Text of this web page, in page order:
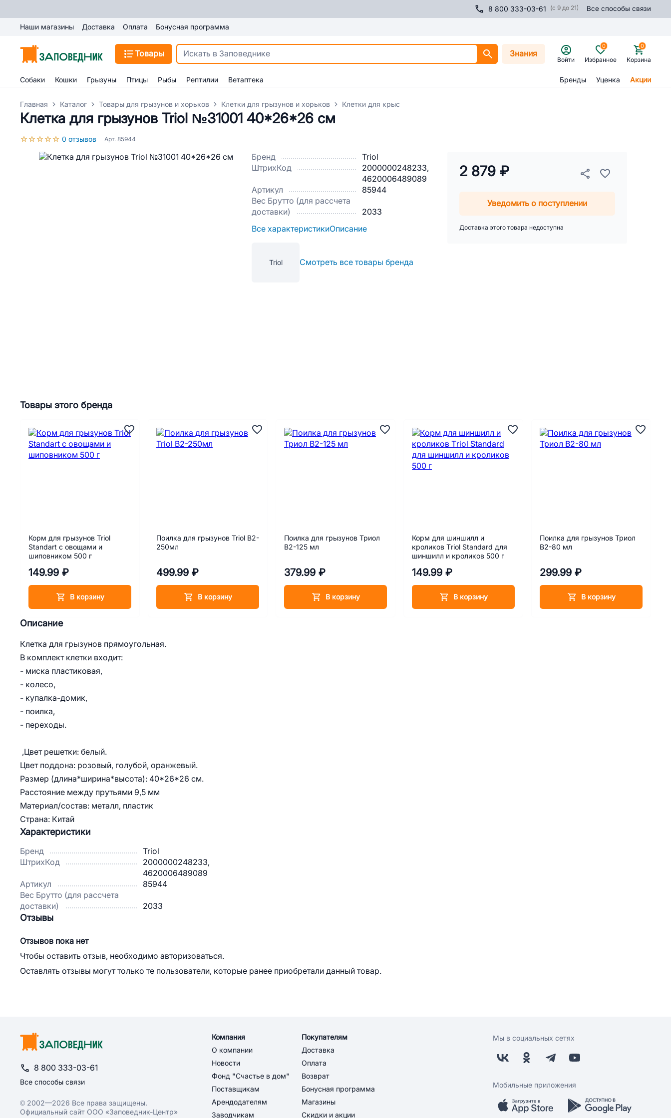
8 800 333-03-61 (с 9 до 21) Все способы связи
Наши магазины Доставка Оплата Бонусная программа
Товары Знания
Войти Избранное
0
Корзина
0
Собаки Кошки Грызуны Птицы Рыбы Рептилии Ветаптека Бренды Уценка Акции
Главная Каталог Товары для грызунов и хорьков Клетки для грызунов и хорьков Клетки для крыс
Клетка для грызунов Triol №31001 40*26*26 см
0 отзывов Арт. 85944
Бренд
Triol
ШтрихКод
2000000248233,
4620006489089
Артикул
85944
Вес Брутто (для рассчета
доставки)
2033
Все характеристикиОписание
Triol Смотреть все товары бренда
2 879 ₽
Уведомить о поступлении
Доставка этого товара недоступна
Описание
Клетка для грызунов прямоугольная.
В комплект клетки входит:
- миска пластиковая,
- колесо,
- купалка-домик,
- поилка,
- переходы.
,Цвет решетки: белый.
Цвет поддона: розовый, голубой, оранжевый.
Размер (длина*ширина*высота): 40*26*26 см.
Расстояние между прутьями 9,5 мм
Материал/состав: металл, пластик
Страна: Китай
Товары этого бренда
Корм для грызунов Triol
Standart с овощами и
шиповником 500 г
149.99 ₽
В корзину
Поилка для грызунов Triol B2-
250мл
499.99 ₽
В корзину
Поилка для грызунов Триол
B2-125 мл
379.99 ₽
В корзину
Корм для шиншилл и
кроликов Тriol Standard для
шиншилл и кроликов 500 г
149.99 ₽
В корзину
Поилка для грызунов Триол
B2-80 мл
299.99 ₽
В корзину
Характеристики
Бренд
Triol
ШтрихКод
2000000248233,
4620006489089
Артикул
85944
Вес Брутто (для рассчета
доставки)
2033
Отзывы
Отзывов пока нет
Чтобы оставить отзыв, необходимо авторизоваться.
Оставлять отзывы могут только те пользователи, которые ранее приобретали данный товар.
8 800 333-03-61
Все способы связи
© 2002—2026 Все права защищены.
Официальный сайт ООО «Заповедник-Центр»
Компания
О компании
Новости
Фонд "Счастье в дом"
Поставщикам
Арендодателям
Заводчикам
Покупателям
Доставка
Оплата
Возврат
Бонусная программа
Магазины
Скидки и акции
Мы в социальных сетях
Мобильные приложения